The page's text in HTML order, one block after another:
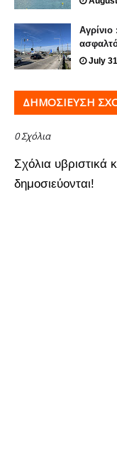
Αγρίνιο
July
ΔΗΜΟΣΊΕΥΣΗ
0 Σχόλια
Σχόλια υβριστικά
δημοσιεύονται!